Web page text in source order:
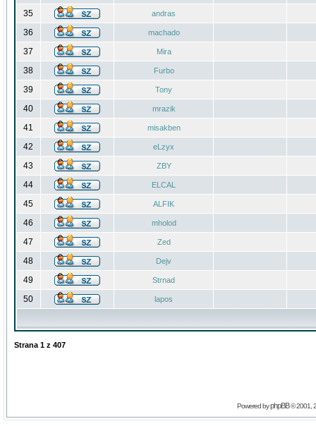
35 andras
36 machado
37 Mira
38 Furbo
39 Tony
40 mrazik
41 misakben
42 eLzyx
43 ZBY
44 ELCAL
45 ALFIK
46 mholod
47 Zed
48 Dejv
49 Strnad
50 lapos
Strana 1 z 407
Powered byphpBB© 2001,